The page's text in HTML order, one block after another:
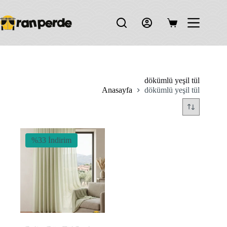
content
Shopping
dökümlü yeşil tül
Anasayfa
dökümlü yeşil tül
%33 İndirim